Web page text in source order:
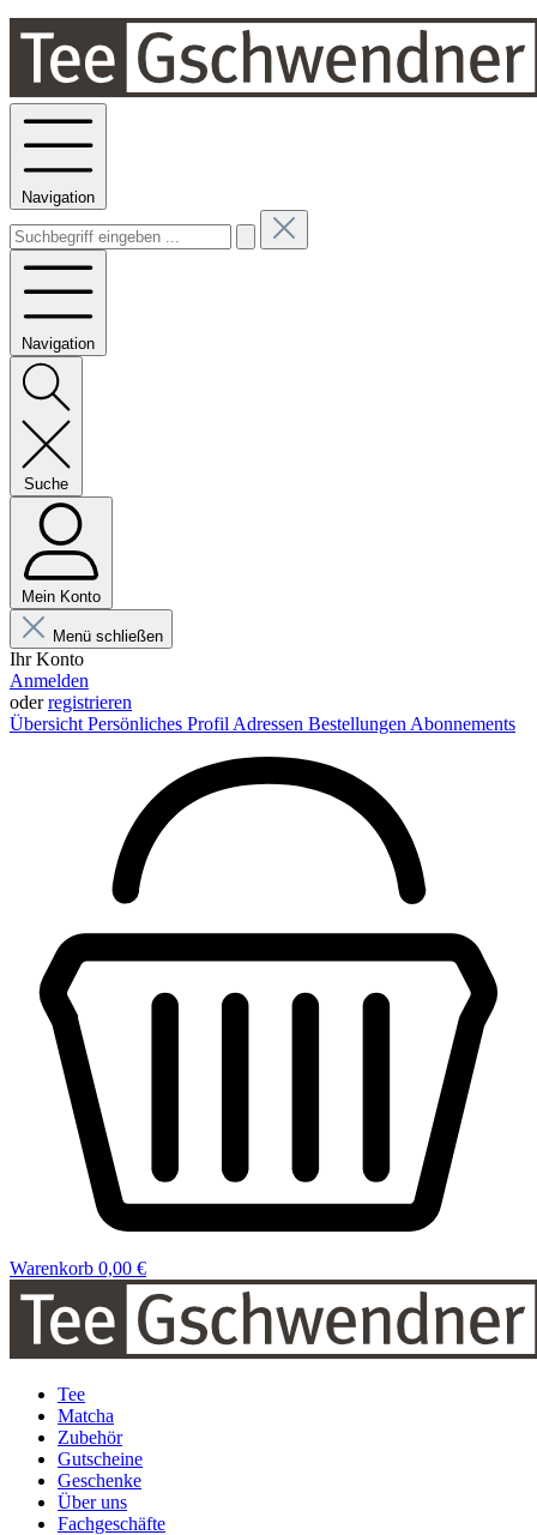
Navigation
Navigation
Suche
Mein Konto
Menü schließen
Ihr Konto
Anmelden
oderregistrieren
Übersicht Persönliches Profil Adressen Bestellungen Abonnements
Warenkorb 0,00 €
Tee
Matcha
Zubehör
Gutscheine
Geschenke
Über uns
Fachgeschäfte